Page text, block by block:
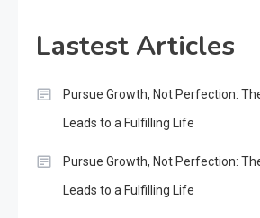
Lastest Articles
Pursue Growth, Not Perfection:
Leads to a Fulfilling Life
Pursue Growth, Not Perfection:
Leads to a Fulfilling Life